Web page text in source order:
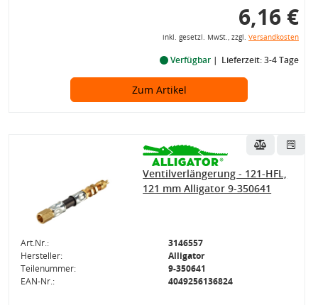
6,16 €
inkl. gesetzl. MwSt., zzgl. Versandkosten
Verfügbar Lieferzeit: 3-4 Tage
Zum Artikel
Ventilverlängerung - 121-HFL,
121 mm Alligator 9-350641
Art.Nr.:
3146557
Hersteller:
Alligator
Teilenummer:
9-350641
EAN-Nr.:
4049256136824